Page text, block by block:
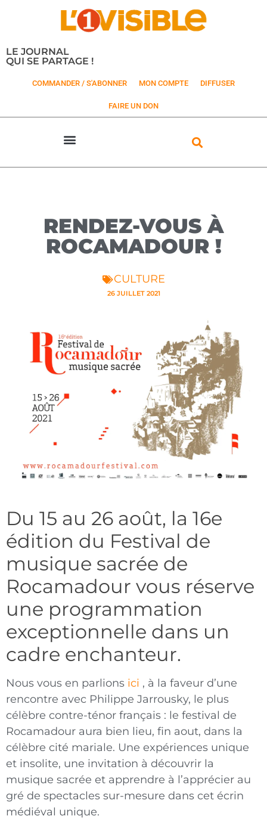
LE JOURNAL
QUI SE PARTAGE !
COMMANDER / S'ABONNER MON COMPTE DIFFUSER
FAIRE UN DON
RENDEZ-VOUS À
ROCAMADOUR !
CULTURE
26 JUILLET 2021
Du 15 au 26 août, la 16e
édition du Festival de
musique sacrée de
Rocamadour vous réserve
une programmation
exceptionnelle dans un
cadre enchanteur.
Nous vous en parlions ici , à la faveur d’une
rencontre avec Philippe Jarrousky, le plus
célèbre contre-ténor français : le festival de
Rocamadour aura bien lieu, fin aout, dans la
célèbre cité mariale. Une expériences unique
et insolite, une invitation à découvrir la
musique sacrée et apprendre à l’apprécier au
gré de spectacles sur-mesure dans cet écrin
médiéval unique.